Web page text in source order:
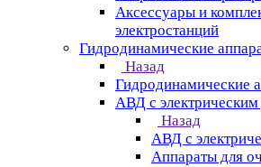
Аксессуары и
электростанций
Гидродинамические
Назад
Гидродинамические
АВД с электрическим
Назад
АВД с
Аппараты для